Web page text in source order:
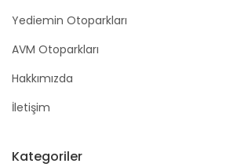
Yediemin Otoparkları
AVM Otoparkları
Hakkımızda
İletişim
Kategoriler